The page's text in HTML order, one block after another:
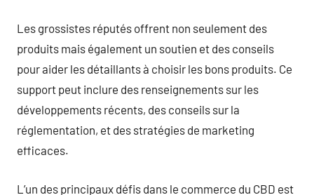
Les grossistes réputés offrent non seulement des
produits mais également un soutien et des conseils
pour aider les détaillants à choisir les bons produits. Ce
support peut inclure des renseignements sur les
développements récents, des conseils sur la
réglementation, et des stratégies de marketing
efficaces.
L’un des principaux défis dans le commerce du CBD est